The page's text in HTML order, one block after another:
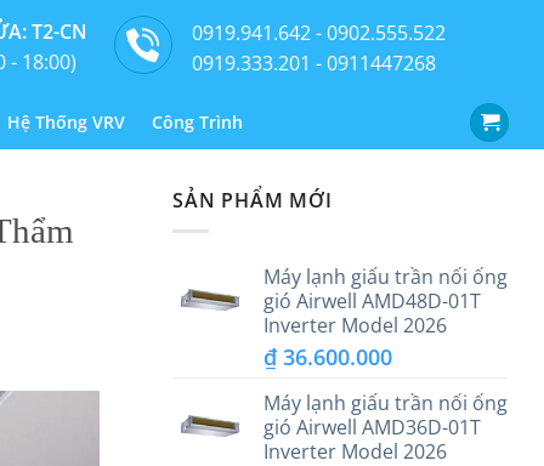
T2-CN
- 18:00)
0919.941.642 - 0902.555.522
0919.333.201 - 0911447268
Hệ Thống VRV Công Trình
SẢN PHẨM MỚI
Máy lạnh giấu trần nối ống
gió Airwell AMD48D-01T
Inverter Model 2026
₫ 36.600.000
Máy lạnh giấu trần nối ống
gió Airwell AMD36D-01T
Inverter Model 2026